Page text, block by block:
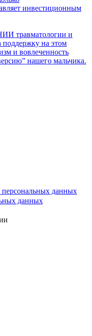
инвестиционным
травматологии и
на этом
и вовлеченность
нашего мальчика.
персональных данных
данных